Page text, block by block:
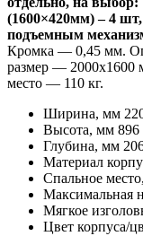
(1600×420мм) – 4 шт,
подъемным
Кромка — 0,45 мм.
размер — 2000х1600
место — 110 кг.
Ширина, мм
Высота, мм 896
Глубина, мм
Материал
Спальное
Максимальная
Мягкое
Цвет корпуса/